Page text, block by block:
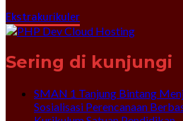
Ekstrakurikuler
Sering di kunjungi
SMAN 1 Tanjung Bintang
Sosialisasi Perencanaan